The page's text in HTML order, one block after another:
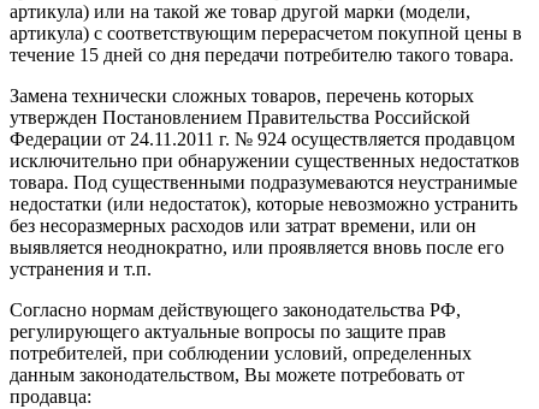
артикула) или на такой же товар другой марки (модели,
артикула) с соответствующим перерасчетом покупной цены в
течение 15 дней со дня передачи потребителю такого товара.
Замена технически сложных товаров, перечень которых
утвержден Постановлением Правительства Российской
Федерации от 24.11.2011 г. № 924 осуществляется продавцом
исключительно при обнаружении существенных недостатков
товара. Под существенными подразумеваются неустранимые
недостатки (или недостаток), которые невозможно устранить
без несоразмерных расходов или затрат времени, или он
выявляется неоднократно, или проявляется вновь после его
устранения и т.п.
Согласно нормам действующего законодательства РФ,
регулирующего актуальные вопросы по защите прав
потребителей, при соблюдении условий, определенных
данным законодательством, Вы можете потребовать от
продавца: